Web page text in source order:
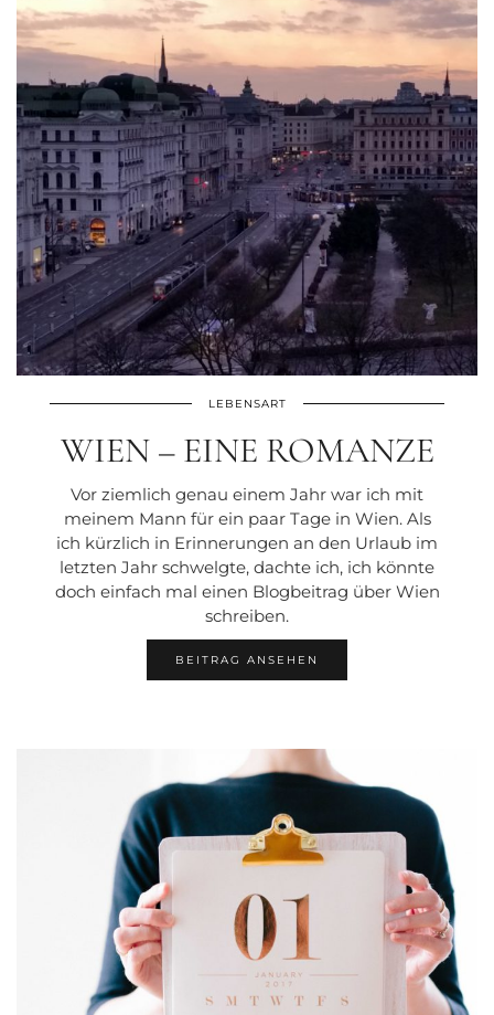
LEBENSART
WIEN – EINE ROMANZE
Vor ziemlich genau einem Jahr war ich mit
meinem Mann für ein paar Tage in Wien. Als
ich kürzlich in Erinnerungen an den Urlaub im
letzten Jahr schwelgte, dachte ich, ich könnte
doch einfach mal einen Blogbeitrag über Wien
schreiben.
BEITRAG ANSEHEN